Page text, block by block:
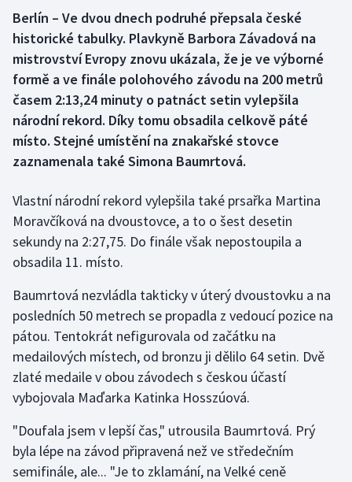
Box
Curling
Dostihy
Futsal
Golf
Gymnastika
Házená
Jezdectví
Judo
Lezení
Berlín – Ve dvou dnech podruhé přepsala české
historické tabulky. Plavkyně Barbora Závadová na
mistrovství Evropy znovu ukázala, že je ve výborné
formě a ve finále polohového závodu na 200 metrů
časem 2:13,24 minuty o patnáct setin vylepšila
národní rekord. Díky tomu obsadila celkově páté
místo. Stejné umístění na znakařské stovce
zaznamenala také Simona Baumrtová.
Vlastní národní rekord vylepšila také prsařka Martina
Moravčíková na dvoustovce, a to o šest desetin
sekundy na 2:27,75. Do finále však nepostoupila a
obsadila 11. místo.
Baumrtová nezvládla takticky v úterý dvoustovku a na
posledních 50 metrech se propadla z vedoucí pozice na
pátou. Tentokrát nefigurovala od začátku na
medailových místech, od bronzu ji dělilo 64 setin. Dvě
zlaté medaile v obou závodech s českou účastí
vybojovala Maďarka Katinka Hosszúová.
"Doufala jsem v lepší čas," utrousila Baumrtová. Prý
byla lépe na závod připravená než ve středečním
semifinále, ale... "Je to zklamání, na Velké ceně